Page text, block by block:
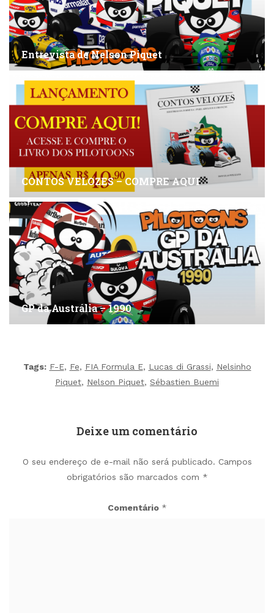
Entrevista de Nelson Piquet
CONTOS VELOZES – COMPRE AQUI
GP da Austrália – 1990
Tags: F-E, Fe, FIA Formula E, Lucas di Grassi, Nelsinho
Piquet, Nelson Piquet, Sébastien Buemi
Deixe um comentário
O seu endereço de e-mail não será publicado. Campos
obrigatórios são marcados com *
Comentário *